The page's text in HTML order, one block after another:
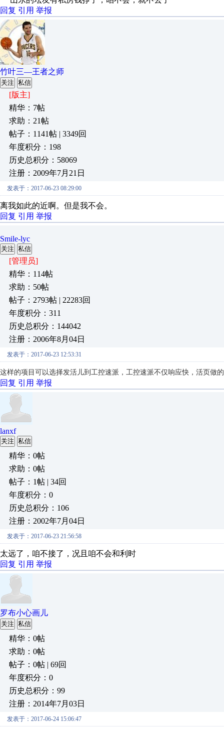
回复 引用 举报
竹叶三—王者之师
关注 私信
[版主]
精华：7帖
求助：21帖
帖子：1141帖 | 3349回
年度积分：198
历史总积分：58069
注册：2009年7月21日
发表于：2017-06-23 08:29:00
离我如此的近啊。但是我不会。
回复 引用 举报
Smile-lyc
关注 私信
[管理员]
精华：114帖
求助：50帖
帖子：2793帖 | 22283回
年度积分：311
历史总积分：144042
注册：2006年8月04日
发表于：2017-06-23 12:53:31
这样的项目可以选择发活儿到工控速派，工控速派不仅响应快，活页做
回复 引用 举报
lanxf
关注 私信
精华：0帖
求助：0帖
帖子：1帖 | 34回
年度积分：0
历史总积分：106
注册：2002年7月04日
发表于：2017-06-23 21:56:58
太远了，咱不接了，况且咱不会和利时
回复 引用 举报
罗布小心画儿
关注 私信
精华：0帖
求助：0帖
帖子：0帖 | 69回
年度积分：0
历史总积分：99
注册：2014年7月03日
发表于：2017-06-24 15:06:47